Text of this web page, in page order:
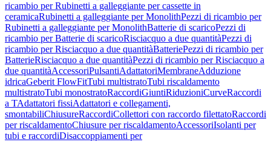
ricambio per Rubinetti a galleggiante per cassette in
ceramicaRubinetti a galleggiante per MonolithPezzi di ricambio per
Rubinetti a galleggiante per MonolithBatterie di scaricoPezzi di
ricambio per Batterie di scaricoRisciacquo a due quantitàPezzi di
ricambio per Risciacquo a due quantitàBatteriePezzi di ricambio per
BatterieRisciacquo a due quantitàPezzi di ricambio per Risciacquo a
due quantitàAccessoriPulsantiAdattatoriMembraneAdduzione
idricaGeberit FlowFitTubi multistratoTubi riscaldamento
multistratoTubi monostratoRaccordiGiuntiRiduzioniCurveRaccordi
a TAdattatori fissiAdattatori e collegamenti,
smontabiliChiusureRaccordiCollettori con raccordo filettatoRaccordi
per riscaldamentoChiusure per riscaldamentoAccessoriIsolanti per
tubi e raccordiDisaccoppiamenti per